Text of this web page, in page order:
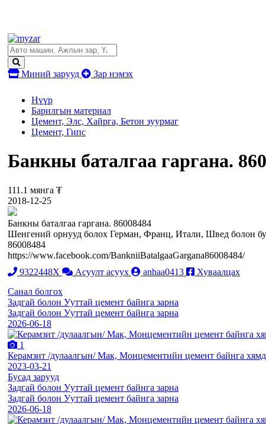
Миний зарууд Зар нэмэх
Нүүр
Барилгын материал
Цемент, Элс, Хайрга, Бетон зуурмаг
Цемент, Гипс
Банкны баталгаа гаргана.
111.1 мянга ₮
2018-12-25
Банкны баталгаа гаргана. 86008484
Шенгений орнууд болох Герман, Франц, Итали, Швед болон
86008484
https://www.facebook.com/BankniiBatalgaaGargana86008484/
9322448X
Асуулт асуух anhaa0413
Хуваалцах
Санал болгох
Задгай болон Ууттай цемент байнга зарна
Задгай болон Ууттай цемент байнга зарна
2026-06-18
1
Керамзит /дулаалгын/ Мак, Монцементийн цемент байнга
2023-03-21
Бусад зарууд
Задгай болон Ууттай цемент байнга зарна
Задгай болон Ууттай цемент байнга зарна
2026-06-18